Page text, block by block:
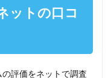
ットの口コ
評価をネットで調査